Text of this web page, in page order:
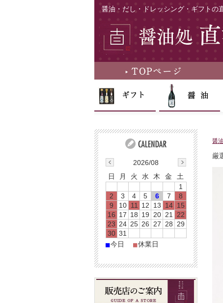
醤油・だし・ドレッシング・ギフトの
醤
厳
2026/08
日
月 火 水 木 金
土
1
2
3 4 5 6 7
8
9
10 11 12 13 14 15
16 17 18 19 20 21
22
23 24 25 26 27 28
29
30 31
■今日 ■休業日